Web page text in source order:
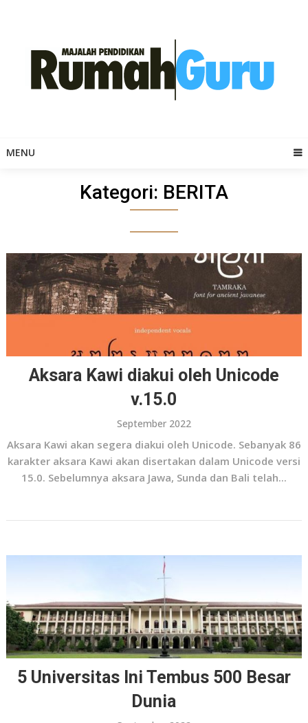
MENU
Kategori: BERITA
Aksara Kawi diakui oleh Unicode
v.15.0
September 2022
Aksara Kawi akan segera diakui oleh Unicode. Sebanyak 86
karakter aksara Kawi akan disertakan dalam Unicode versi
15.0. Sebelumnya aksara Jawa, Sunda dan Bali telah...
5 Universitas Ini Tembus 500 Besar
Dunia